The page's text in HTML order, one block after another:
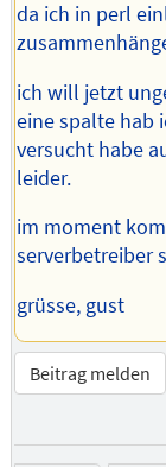
da ich in perl
ich will jetzt
eine spalte hab
versucht habe
leider.
im moment
serverbetreiber
grüsse, gust
Beitrag melden